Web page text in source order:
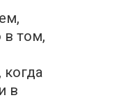
в том,
в